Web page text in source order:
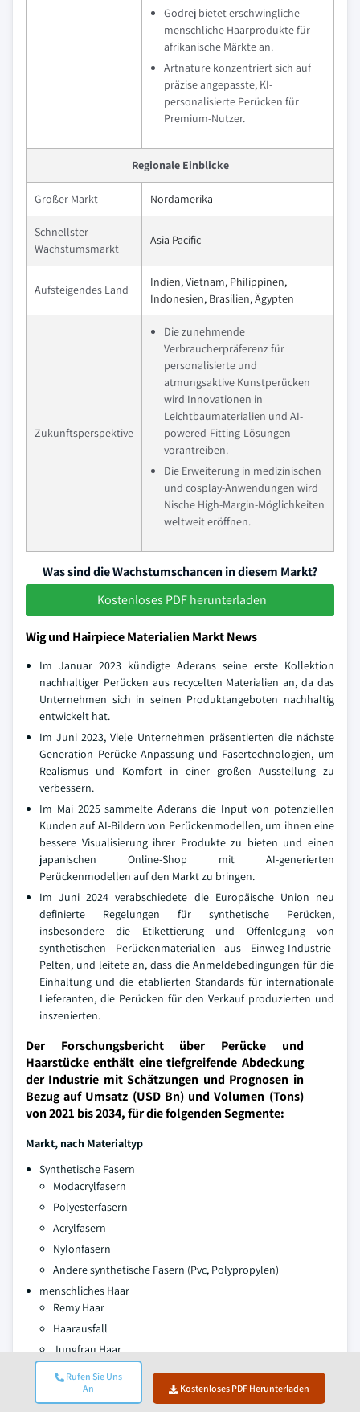
Rufen Sie Uns
An
Kostenloses PDF Herunterladen
Godrej bietet erschwingliche
menschliche Haarprodukte für
afrikanische Märkte an.
Artnature konzentriert sich auf
präzise angepasste, KI-
personalisierte Perücken für
Premium-Nutzer.
Regionale Einblicke
Großer Markt Nordamerika
Schnellster
Wachstumsmarkt
Asia Pacific
Aufsteigendes Land
Indien, Vietnam, Philippinen,
Indonesien, Brasilien, Ägypten
Zukunftsperspektive
Die zunehmende
Verbraucherpräferenz für
personalisierte und
atmungsaktive Kunstperücken
wird Innovationen in
Leichtbaumaterialien und AI-
powered-Fitting-Lösungen
vorantreiben.
Die Erweiterung in medizinischen
und cosplay-Anwendungen wird
Nische High-Margin-Möglichkeiten
weltweit eröffnen.
Was sind die Wachstumschancen in diesem Markt?
Kostenloses PDF herunterladen
Wig und Hairpiece Materialien Markt News
Im Januar 2023 kündigte Aderans seine erste Kollektion
nachhaltiger Perücken aus recycelten Materialien an, da das
Unternehmen sich in seinen Produktangeboten nachhaltig
entwickelt hat.
Im Juni 2023, Viele Unternehmen präsentierten die nächste
Generation Perücke Anpassung und Fasertechnologien, um
Realismus und Komfort in einer großen Ausstellung zu
verbessern.
Im Mai 2025 sammelte Aderans die Input von potenziellen
Kunden auf AI-Bildern von Perückenmodellen, um ihnen eine
bessere Visualisierung ihrer Produkte zu bieten und einen
japanischen Online-Shop mit AI-generierten
Perückenmodellen auf den Markt zu bringen.
Im Juni 2024 verabschiedete die Europäische Union neu
definierte Regelungen für synthetische Perücken,
insbesondere die Etikettierung und Offenlegung von
synthetischen Perückenmaterialien aus Einweg-Industrie-
Pelten, und leitete an, dass die Anmeldebedingungen für die
Einhaltung und die etablierten Standards für internationale
Lieferanten, die Perücken für den Verkauf produzierten und
inszenierten.
Der Forschungsbericht über Perücke und
Haarstücke enthält eine tiefgreifende Abdeckung
der Industrie mit Schätzungen und Prognosen in
Bezug auf Umsatz (USD Bn) und Volumen (Tons)
von 2021 bis 2034, für die folgenden Segmente:
Markt, nach Materialtyp
Synthetische Fasern
Modacrylfasern
Polyesterfasern
Acrylfasern
Nylonfasern
Andere synthetische Fasern (Pvc, Polypropylen)
menschliches Haar
Remy Haar
Haarausfall
Jungfrau Haar
Verarbeitetes Haar
Mischmaterialien
menschliche Haarsynthetische Mischungen